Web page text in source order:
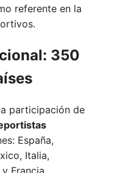
referente en la
350
participación de
España,
Italia,
y Francia.